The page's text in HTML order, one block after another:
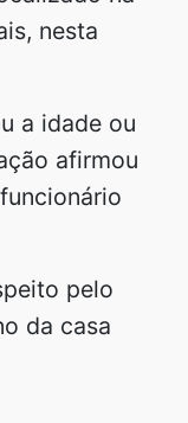
nesta
a idade ou
afirmou
pelo
da casa